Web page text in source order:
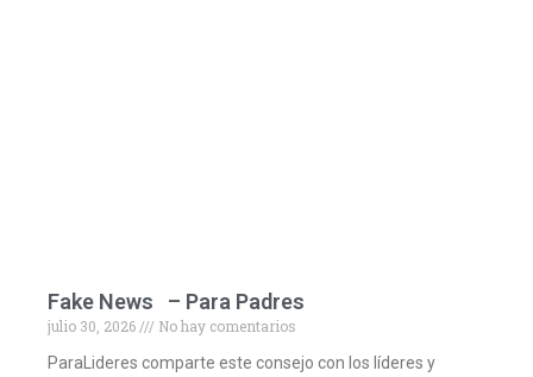
Fake News – Para Padres
julio 30, 2026
No hay comentarios
ParaLideres comparte este consejo con los líderes y